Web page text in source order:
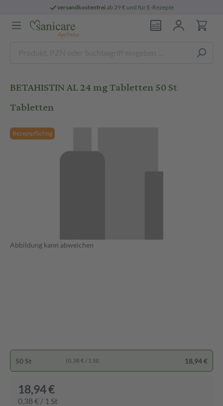
versandkostenfreiab 29 € und für E-Rezepte
BETAHISTIN AL 24 mg Tabletten 50 St
Tabletten
Rezeptpflichtig
Abbildung kann abweichen
50 St (0,38 € / 1 St) 18,94 €
18,94 €
0,38 € / 1 St